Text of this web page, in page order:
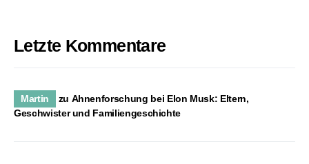
Letzte Kommentare
Martin zu Ahnenforschung bei Elon Musk: Eltern,
Geschwister und Familiengeschichte